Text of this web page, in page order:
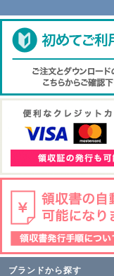
ブランドから探す